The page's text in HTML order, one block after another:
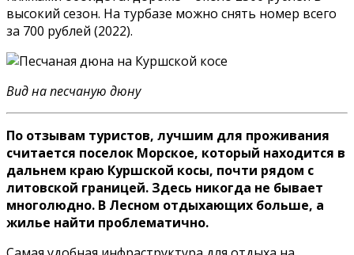
высокий сезон. На турбазе можно снять номер всего
за 700 рублей (2022).
Вид на песчаную дюну
По отзывам туристов, лучшим для проживания
считается поселок Морское, который находится в
дальнем краю Куршской косы, почти рядом с
литовской границей. Здесь никогда не бывает
многолюдно. В Лесном отдыхающих больше, а
жилье найти проблематично.